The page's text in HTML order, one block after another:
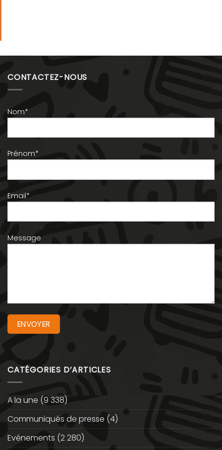
CONTACTEZ-NOUS
Nom*
Prénom*
Email*
Message
CATÉGORIES D’ARTICLES
A la une (9 338)
Communiqués de presse (4)
Evénements (2 280)